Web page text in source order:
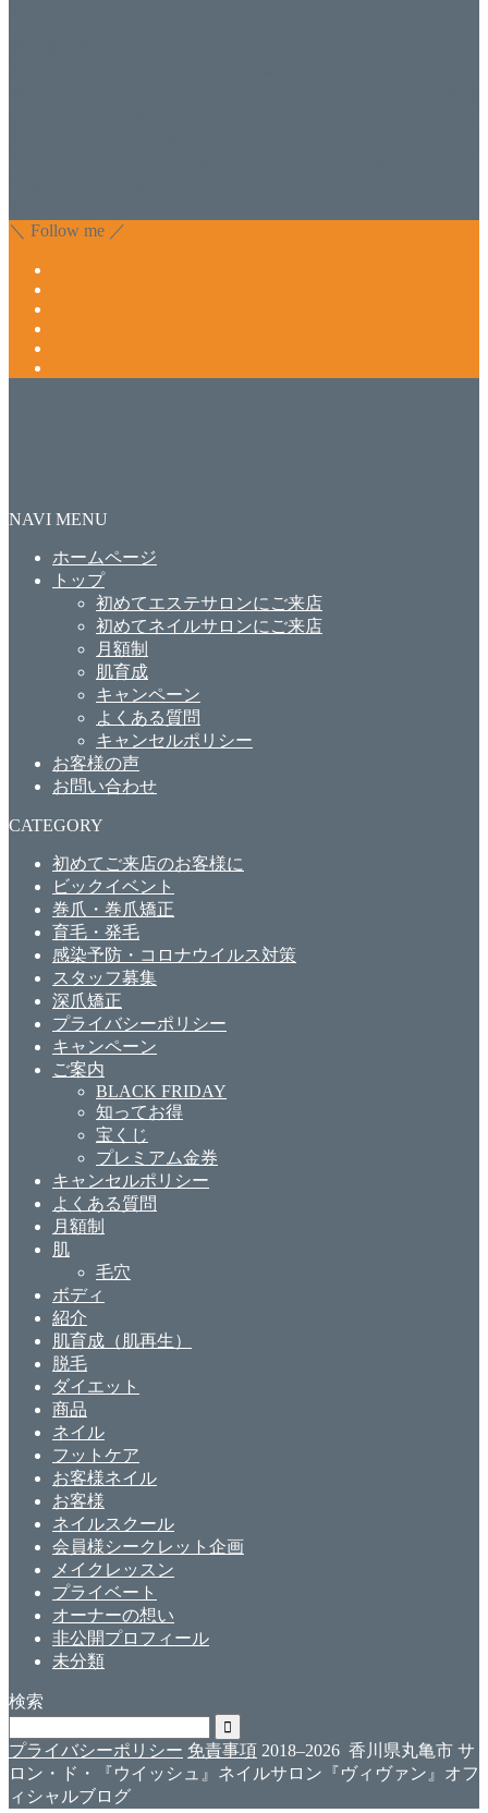
＼ Follow me ／
NAVI MENU
ホームページ
トップ
初めてエステサロンにご来店
初めてネイルサロンにご来店
月額制
肌育成
キャンペーン
よくある質問
キャンセルポリシー
お客様の声
お問い合わせ
CATEGORY
初めてご来店のお客様に
ビックイベント
巻爪・巻爪矯正
育毛・発毛
感染予防・コロナウイルス対策
スタッフ募集
深爪矯正
プライバシーポリシー
キャンペーン
ご案内
BLACK FRIDAY
知ってお得
宝くじ
プレミアム金券
キャンセルポリシー
よくある質問
月額制
肌
毛穴
ボディ
紹介
肌育成（肌再生）
脱毛
ダイエット
商品
ネイル
フットケア
お客様ネイル
お客様
ネイルスクール
会員様シークレット企画
メイクレッスン
プライベート
オーナーの想い
非公開プロフィール
未分類
検索
プライバシーポリシー 免責事項 2018–2026 香川県丸亀市 サ
ロン・ド・『ウイッシュ』ネイルサロン『ヴィヴァン』オフ
ィシャルブログ